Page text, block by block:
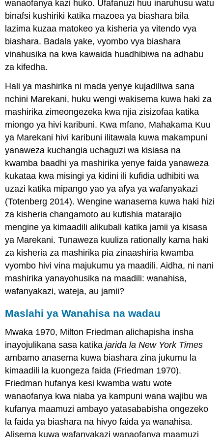
wanaofanya kazi huko. Ufafanuzi huu inaruhusu watu
binafsi kushiriki katika mazoea ya biashara bila
lazima kuzaa matokeo ya kisheria ya vitendo vya
biashara. Badala yake, vyombo vya biashara
vinahusika na kwa kawaida huadhibiwa na adhabu
za kifedha.
Hali ya mashirika ni mada yenye kujadiliwa sana
nchini Marekani, huku wengi wakisema kuwa haki za
mashirika zimeongezeka kwa njia zisizofaa katika
miongo ya hivi karibuni. Kwa mfano, Mahakama Kuu
ya Marekani hivi karibuni ilitawala kuwa makampuni
yanaweza kuchangia uchaguzi wa kisiasa na
kwamba baadhi ya mashirika yenye faida yanaweza
kukataa kwa misingi ya kidini ili kufidia udhibiti wa
uzazi katika mipango yao ya afya ya wafanyakazi
(Totenberg 2014). Wengine wanasema kuwa haki hizi
za kisheria changamoto au kutishia matarajio
mengine ya kimaadili alikubali katika jamii ya kisasa
ya Marekani. Tunaweza kuuliza rationally kama haki
za kisheria za mashirika pia zinaashiria kwamba
vyombo hivi vina majukumu ya maadili. Aidha, ni nani
mashirika yanayohusika na maadili: wanahisa,
wafanyakazi, wateja, au jamii?
Maslahi ya Wanahisa na wadau
Mwaka 1970, Milton Friedman alichapisha insha
inayojulikana sasa katikajarida la New York Times
ambamo anasema kuwa biashara zina jukumu la
kimaadili la kuongeza faida (Friedman 1970).
Friedman hufanya kesi kwamba watu wote
wanaofanya kwa niaba ya kampuni wana wajibu wa
kufanya maamuzi ambayo yatasababisha ongezeko
la faida ya biashara na hivyo faida ya wanahisa.
Alisema kuwa wafanyakazi wanaofanya maamuzi